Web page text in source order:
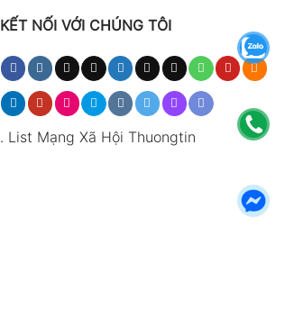
KẾT NỐI VỚI CHÚNG TÔI
. List Mạng Xã Hội Thuongtin